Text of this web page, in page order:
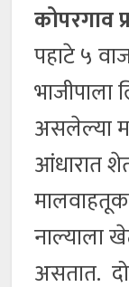
कोपरगाव
पहाटे ५
भाजीपाला
असलेल्या
आंधारात
मालवाहतूक
नाल्याला
असतात.